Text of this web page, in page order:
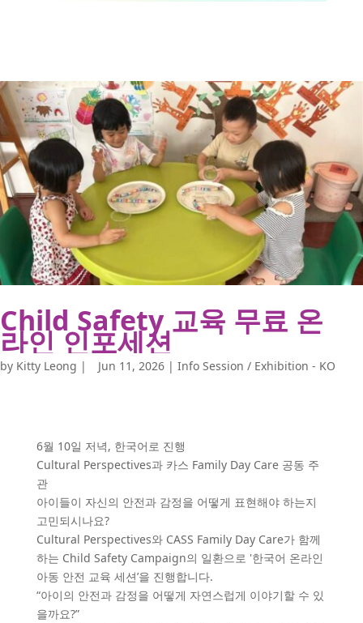
Child Safety 교육 무료 온
라인 인포세션
by Kitty Leong | Jun 11, 2026 | Info Session / Exhibition - KO
6월 10일 저녁, 한국어로 진행
Cultural Perspectives과 카스 Family Day Care 공동 주
관
아이들이 자신의 안전과 감정을 어떻게 표현해야 하는지
고민되시나요?
Cultural Perspectives와 CASS Family Day Care가 함께
하는 Child Safety Campaign의 일환으로 '한국어 온라인
아동 안전 교육 세션’을 진행합니다.
“아이의 안전과 감정을 어떻게 자연스럽게 이야기할 수 있
을까요?”